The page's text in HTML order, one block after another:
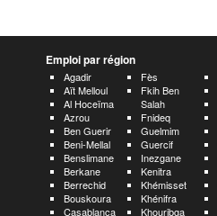
Emploi par région
Agadir
Aït Melloul
Al Hoceïma
Azrou
Ben Guerir
Beni-Mellal
Benslimane
Berkane
Berrechid
Bouskoura
Casablanca
Fès
Fkih Ben
Salah
Fnideq
Guelmim
Guercif
Inezgane
Kenitra
Khémisset
Khénifra
Khouribga